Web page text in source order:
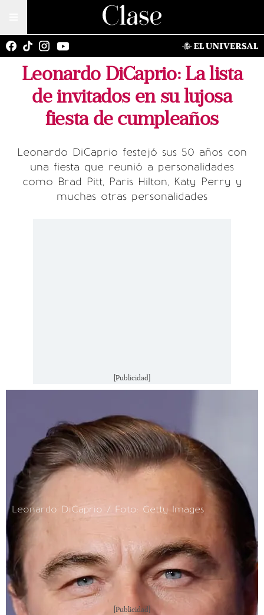
Leonardo DiCaprio: La lista
de invitados en su lujosa
fiesta de cumpleaños
Leonardo DiCaprio festejó sus 50 años con
una fiesta que reunió a personalidades
como Brad Pitt, Paris Hilton, Katy Perry y
muchas otras personalidades
[Publicidad]
Leonardo DiCaprio / Foto: Getty Images
[Publicidad]